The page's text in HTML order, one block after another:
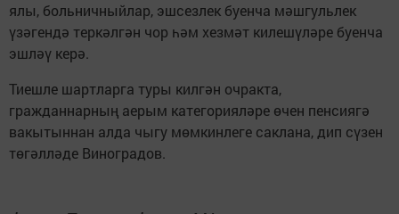
ялы, больничныйлар, эшсезлек буенча мәшгульлек
үзәгендә теркәлгән чор һәм хезмәт килешүләре буенча
эшләү керә.
Тиешле шартларга туры килгән очракта,
гражданнарның аерым категорияләре өчен пенсиягә
вакытыннан алда чыгу мөмкинлеге саклана, дип сүзен
төгәлләде Виноградов.